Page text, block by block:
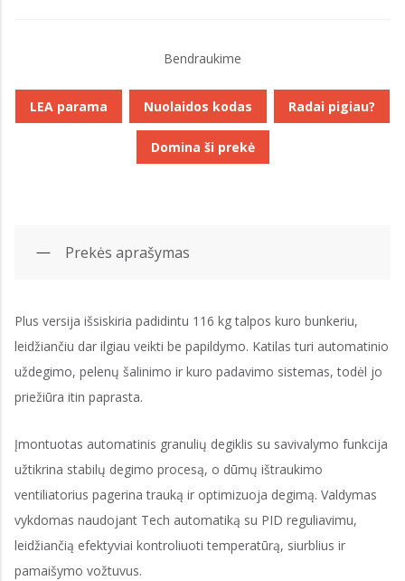
Bendraukime
LEA parama Nuolaidos kodas Radai pigiau?
Domina ši prekė
Prekės aprašymas
Plus versija išsiskiria padidintu 116 kg talpos kuro bunkeriu,
leidžiančiu dar ilgiau veikti be papildymo. Katilas turi automatinio
uždegimo, pelenų šalinimo ir kuro padavimo sistemas, todėl jo
priežiūra itin paprasta.
Įmontuotas automatinis granulių degiklis su savivalymo funkcija
užtikrina stabilų degimo procesą, o dūmų ištraukimo
ventiliatorius pagerina trauką ir optimizuoja degimą. Valdymas
vykdomas naudojant Tech automatiką su PID reguliavimu,
leidžiančią efektyviai kontroliuoti temperatūrą, siurblius ir
pamaišymo vožtuvus.